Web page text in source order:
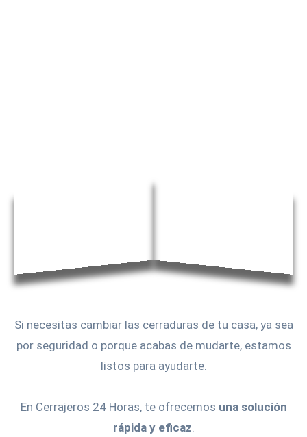
Si necesitas cambiar las cerraduras de tu casa, ya sea
por seguridad o porque acabas de mudarte, estamos
listos para ayudarte.
En Cerrajeros 24 Horas, te ofrecemos una solución
rápida y eficaz.